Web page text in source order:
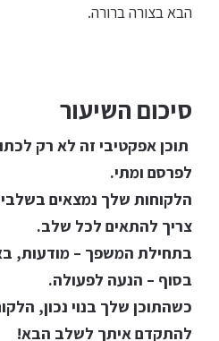
הבא בצורה ברורה.
סיכום השיעור
תוכן אפקטיבי זה לא רק
לפרסם ומתי.
הלקוחות שלך נמצאים
צריך להתאים לכל שלב.
בתחילת המשפך – מודעות,
בסוף – הנעה לפעולה.
כשהתוכן שלך בנוי נכון,
להתקדם איתך לשלב הבא!